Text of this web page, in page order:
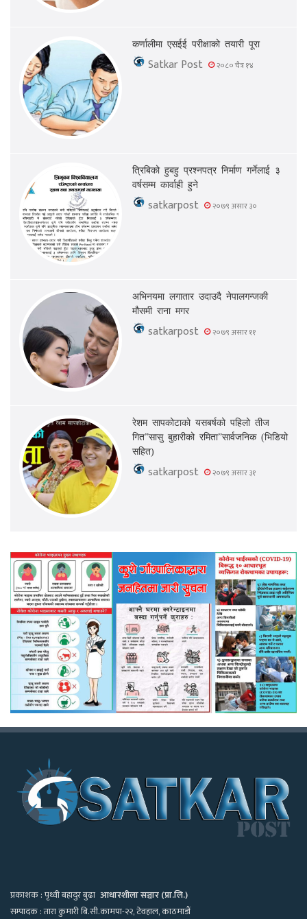
कर्णालीमा एसईई परीक्षाको तयारी पूरा
Satkar Post २०८० चैत्र १४
त्रिबिको हुबहु प्रश्नपत्र निर्माण गर्नेलाई ३
वर्षसम्म कार्वाही हुने
satkarpost २०७९ असार ३०
अभिनयमा लगातार उदाउदै नेपालगन्जकी
मौसमी राना मगर
satkarpost २०७९ असार ११
रेशम सापकोटाको यसबर्षको पहिलो तीज
गित”सासु बुहारीको रमिता”सार्वजनिक (भिडियो
सहित)
satkarpost २०७९ असार ३१
प्रकाशक : पृथ्वी बहादुर बुढा
सम्पादक : तारा कुमारी बि.सी.
आधारशीला सञ्चार (प्रा.लि.)
कामपा-२२, टेवहाल, काठमाडाैं